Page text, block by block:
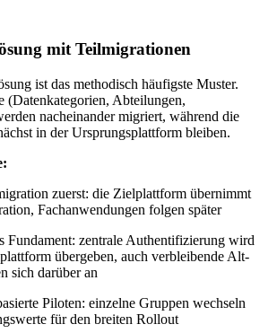
mit Teilmigrationen
ist das methodisch häufigste Muster.
(Datenkategorien, Abteilungen,
nacheinander migriert, während die
in der Ursprungsplattform bleiben.
zuerst: die Zielplattform übernimmt
Fachanwendungen folgen später
Fundament: zentrale Authentifizierung wird
übergeben, auch verbleibende Alt-
sich darüber an
Piloten: einzelne Gruppen wechseln
für den breiten Rollout